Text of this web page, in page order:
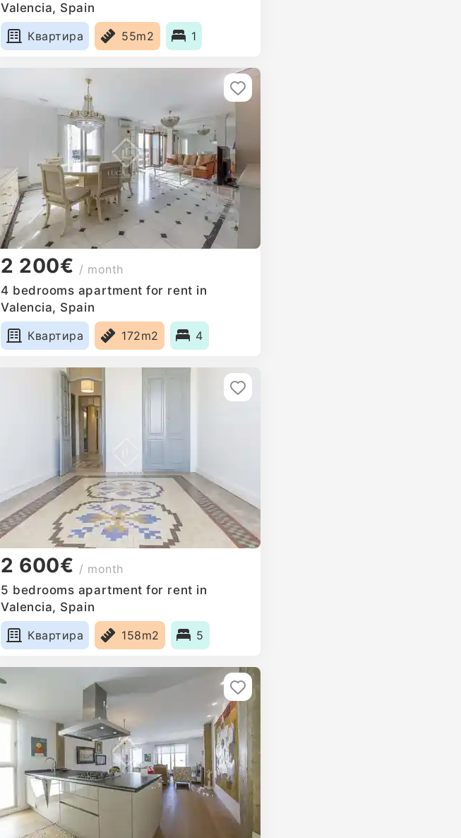
Valencia, Spain
Квартира
55m2 1
2 200€ / month
4 bedrooms apartment for rent in
Valencia, Spain
Квартира
172m2 4
2 600€ / month
5 bedrooms apartment for rent in
Valencia, Spain
Квартира
158m2 5